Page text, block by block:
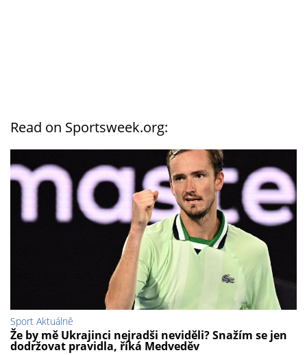
Read on Sportsweek.org:
Sport Aktuálně
Že by mě Ukrajinci nejradši neviděli? Snažím se jen
dodržovat pravidla, říká Medveděv